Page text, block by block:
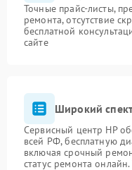
Точные прайс-листы,
ремонта, отсутствие
бесплатной
сайте
Широкий
Сервисный центр HP
всей РФ, бесплатную
включая срочный
статус ремонта